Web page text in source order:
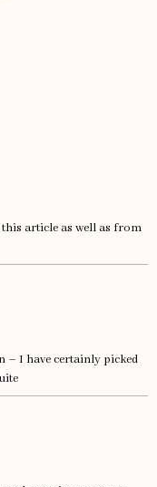
article as well as from
– I have certainly picked